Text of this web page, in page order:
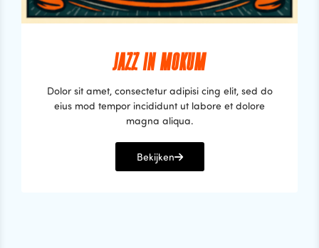
JAZZ IN MOKUM
Dolor sit amet, consectetur adipisi cing elit, sed do
eius mod tempor incididunt ut labore et dolore
magna aliqua.
Bekijken